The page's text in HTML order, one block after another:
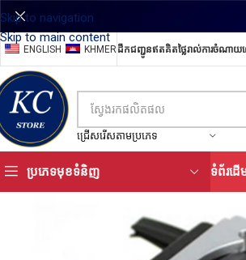
Skip to navigation
Skip to main content
ENGLISH KHMER ដឹកជញ្ជូនឥតគិតថ្លៃរាល់ការចំណា
ជ្រើសរើសតាមប្រភេទ
ប្រភេទមុខទំនិញ ទំព័រដើ